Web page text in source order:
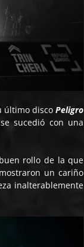
último discoPeligro
sucedió con una
rollo de la que
un cariño
inalterablemente